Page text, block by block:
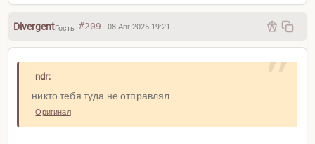
DivergentГость #209 08 Авг 2025 19:21
ndr:
никто тебя туда не отправлял
Оригинал